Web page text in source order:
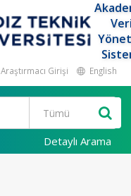
Araştırmacı Girişi English
Detaylı Arama